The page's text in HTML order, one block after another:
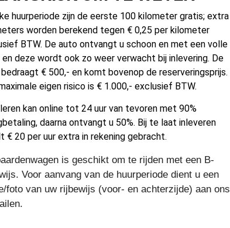
huurperiode zijn de eerste 100 kilometer gratis; extra
worden berekend tegen € 0,25 per kilometer
BTW. De auto ontvangt u schoon en met een volle
en deze wordt ook zo weer verwacht bij inlevering. De
€ 500,- en komt bovenop de reserveringsprijs.
eigen risico is € 1.000,- exclusief BTW.
kan online tot 24 uur van tevoren met 90%
daarna ontvangt u 50%. Bij te laat inleveren
€ 20 per uur extra in rekening gebracht.
is geschikt om te rijden met een B-
Voor aanvang van de huurperiode dient u een
foto van uw rijbewijs (voor- en achterzijde) aan ons